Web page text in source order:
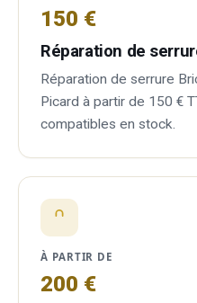
150 €
Réparation de
Réparation de serrure
Picard à partir de 150 €
compatibles en stock.
À PARTIR DE
200 €